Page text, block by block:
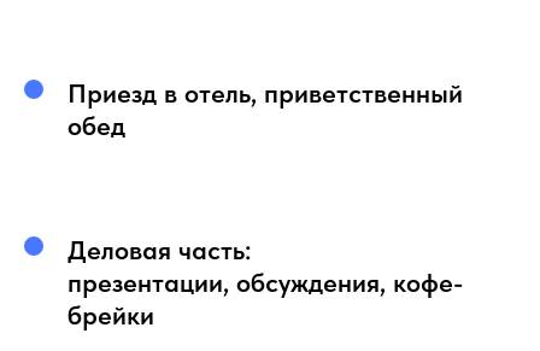
Приезд в отель, приветственный
обед
Деловая часть:
презентации, обсуждения, кофе-
брейки